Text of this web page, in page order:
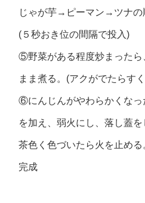
じゃが芋→ピーマン→ツナの
(５秒おき位の間隔で投入)
⑤野菜がある程度炒まったら
まま煮る。(アクがでたらす
⑥にんじんがやわらかくなっ
を加え、弱火にし、落し蓋
茶色く色づいたら火を止める
完成